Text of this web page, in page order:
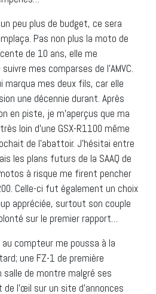
peu plus de budget, ce sera
Pas non plus la moto de
de 10 ans, elle me
mes comparses de l’AMVC.
mes deux fils, car elle
une décennie durant. Après
en piste, je m’aperçus que ma
loin d’une GSX-R1100 même
de l’abattoir. J’hésitai entre
les plans futurs de la SAAQ de
à risque me firent pencher
Celle-ci fut également un choix
appréciée, surtout son couple
sur le premier rapport…
au compteur me poussa à la
une FZ-1 de première
de montre malgré ses
l’œil sur un site d’annonces